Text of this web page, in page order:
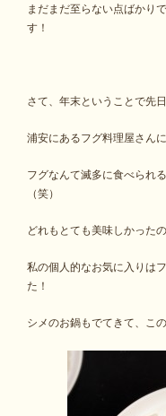
まだまだ至らない点ばかり
す！
さて、年末ということで先
浦安にあるフグ料理屋さんに
フグなんて滅多に食べられ
（笑）
どれもとても美味しかったの
私の個人的なお気に入りは
た！
シメのお鍋もでてきて、こ